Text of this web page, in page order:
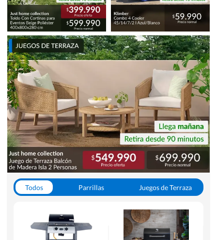
Todos Parrillas
Juegos de Terraza